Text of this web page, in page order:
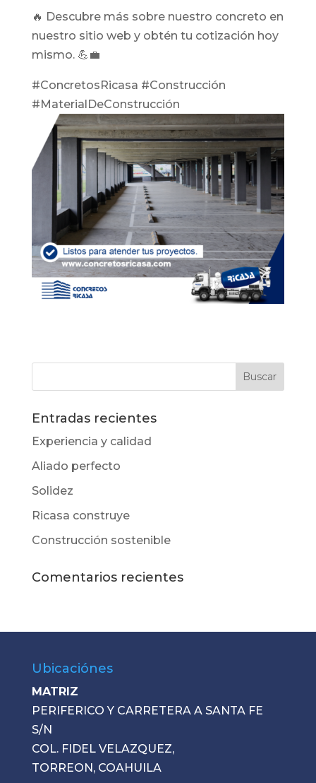
🔥 Descubre más sobre nuestro concreto en
nuestro sitio web y obtén tu cotización hoy
mismo. 💪💼
#ConcretosRicasa #Construcción
#MaterialDeConstrucción
Entradas recientes
Experiencia y calidad
Aliado perfecto
Solidez
Ricasa construye
Construcción sostenible
Comentarios recientes
Ubicaciónes
MATRIZ
PERIFERICO Y CARRETERA A SANTA FE
S/N
COL. FIDEL VELAZQUEZ,
TORREON, COAHUILA